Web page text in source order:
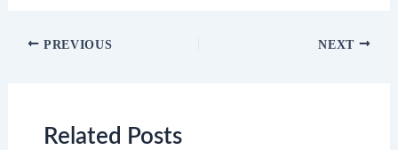
Post
PREVIOUS NEXT
Related Posts